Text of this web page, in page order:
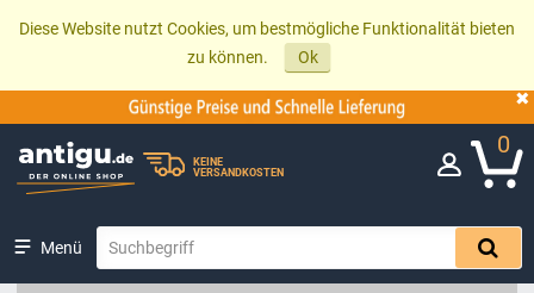
Diese Website nutzt Cookies, um bestmögliche Funktionalität bieten
zu können.
Ok
KEINE
VERSANDKOSTEN
0
Menü